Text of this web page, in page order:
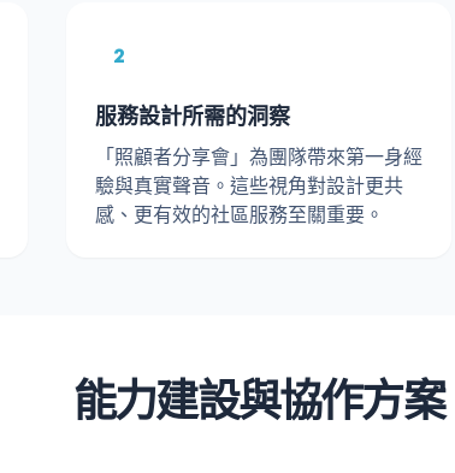
2
服務設計所需的洞察
「照顧者分享會」為團隊帶來第一身經
驗與真實聲音。這些視角對設計更共
感、更有效的社區服務至關重要。
能力建設與協作方案